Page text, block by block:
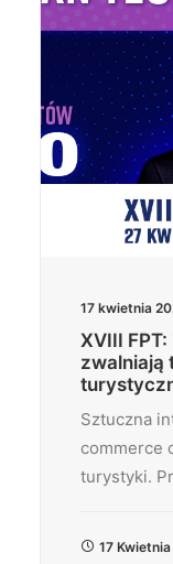
17 kwietnia
XVIII
zwalniają
Sztuczna
commerce
turystyki.
17